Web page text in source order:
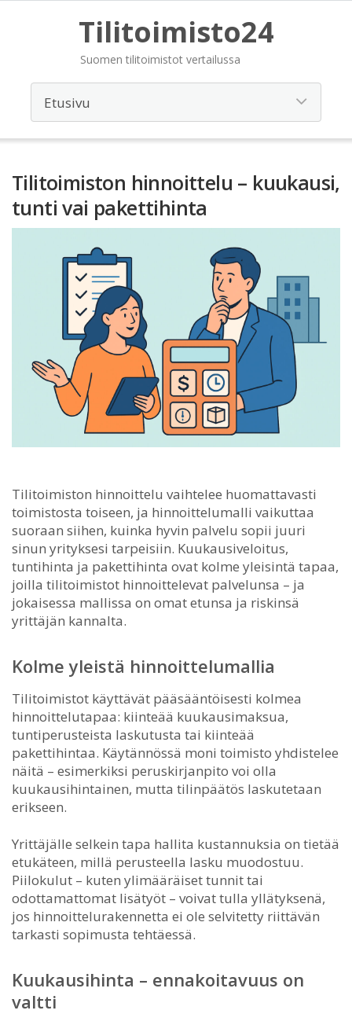
Tilitoimisto24
Suomen tilitoimistot vertailussa
Tilitoimiston hinnoittelu – kuukausi,
tunti vai pakettihinta
Tilitoimiston hinnoittelu vaihtelee huomattavasti
toimistosta toiseen, ja hinnoittelumalli vaikuttaa
suoraan siihen, kuinka hyvin palvelu sopii juuri
sinun yrityksesi tarpeisiin. Kuukausiveloitus,
tuntihinta ja pakettihinta ovat kolme yleisintä tapaa,
joilla tilitoimistot hinnoittelevat palvelunsa – ja
jokaisessa mallissa on omat etunsa ja riskinsä
yrittäjän kannalta.
Kolme yleistä hinnoittelumallia
Tilitoimistot käyttävät pääsääntöisesti kolmea
hinnoittelutapaa: kiinteää kuukausimaksua,
tuntiperusteista laskutusta tai kiinteää
pakettihintaa. Käytännössä moni toimisto yhdistelee
näitä – esimerkiksi peruskirjanpito voi olla
kuukausihintainen, mutta tilinpäätös laskutetaan
erikseen.
Yrittäjälle selkein tapa hallita kustannuksia on tietää
etukäteen, millä perusteella lasku muodostuu.
Piilokulut – kuten ylimääräiset tunnit tai
odottamattomat lisätyöt – voivat tulla yllätyksenä,
jos hinnoittelurakennetta ei ole selvitetty riittävän
tarkasti sopimusta tehtäessä.
Kuukausihinta – ennakoitavuus on
valtti